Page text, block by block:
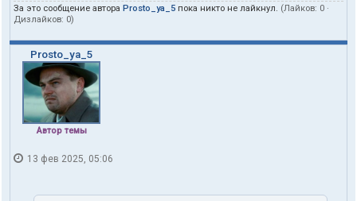
За это сообщение автора Prosto_ya_5 пока никто не лайкнул. (Лайков: 0 ·
Дизлайков: 0)
Prosto_ya_5
Автор темы
13 фев 2025, 05:06